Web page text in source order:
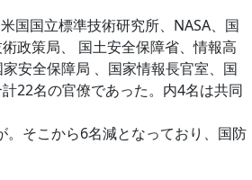
国国立標準技術研究所、NASA、国
政策局、 国土安全保障省、情報高
安全保障局 、国家情報長官室、国
22名の官僚であった。内4名は共同
そこから6名減となっており、国防